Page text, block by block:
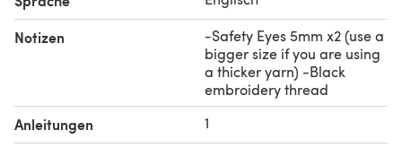
yarn)
-Yarn needle
Notizen
-Safety Eyes 5mm x2 (use a
bigger size if you are using
a thicker yarn) -Black
embroidery thread
Anleitungen 1